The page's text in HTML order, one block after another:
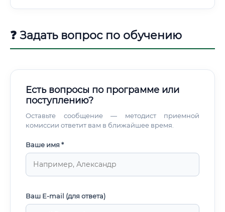
❓ Задать вопрос по обучению
Есть вопросы по программе или
поступлению?
Оставьте сообщение — методист приемной
комиссии ответит вам в ближайшее время.
Ваше имя *
Ваш E-mail (для ответа)